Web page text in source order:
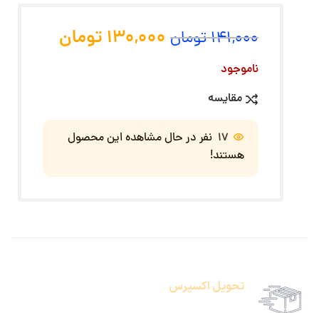
141,000تومان 130,000 تومان
ناموجود
مقایسه
17 نفر در حال مشاهده این محصول
هستند!
تحویل اکسپرس